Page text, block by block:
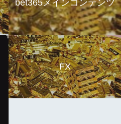
bet365メインコンテンツ
FX